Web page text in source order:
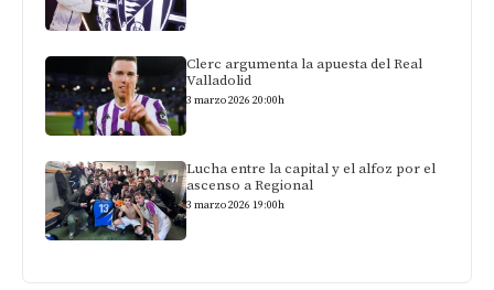
Clerc argumenta la apuesta del Real
Valladolid
3 marzo 2026 20:00h
Lucha entre la capital y el alfoz por el
ascenso a Regional
3 marzo 2026 19:00h